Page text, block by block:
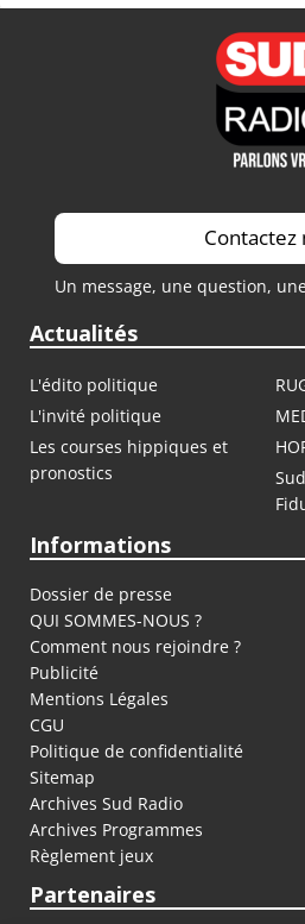
Contactez
Un message, une question,
Actualités
L'édito politique
L'invité politique
Les courses hippiques et
pronostics
Informations
Dossier de presse
QUI SOMMES-NOUS ?
Comment nous rejoindre ?
Publicité
Mentions Légales
CGU
Politique de confidentialité
Sitemap
Archives Sud Radio
Archives Programmes
Règlement jeux
Partenaires